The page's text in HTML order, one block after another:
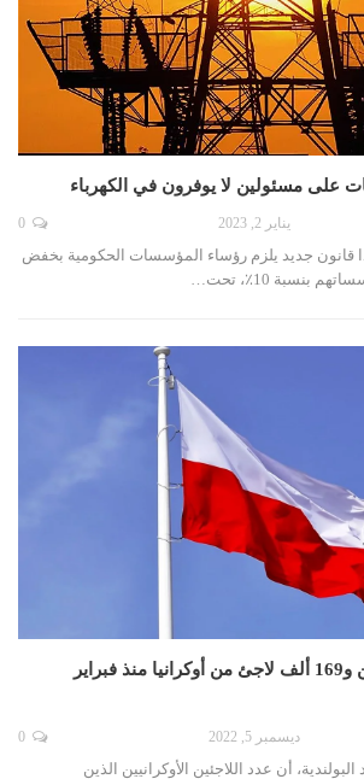
على مسئولين لا يوفرون في الكهرباء
يناير 2, 2023
قانون جديد يلزم رؤساء المؤسسات الحكومية بخفض
بنسبة 10٪، تحت…
بولندا تستقبل 8 ملايين و169 ألف لاجئ من أوكرانيا منذ فبراير
ديسمبر 5, 2022
أن عدد اللاجئين الأوكرانيين الذين